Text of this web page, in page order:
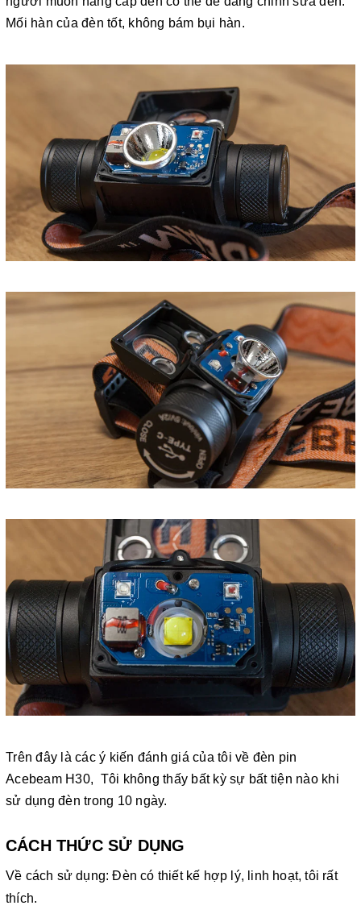
Mối hàn của đèn tốt, không bám bụi hàn.
Trên đây là các ý kiến đánh giá của tôi về đèn pin
Acebeam H30, Tôi không thấy bất kỳ sự bất tiện nào khi
sử dụng đèn trong 10 ngày.
CÁCH THỨC SỬ DỤNG
Về cách sử dụng: Đèn có thiết kế hợp lý, linh hoạt, tôi rất
thích.